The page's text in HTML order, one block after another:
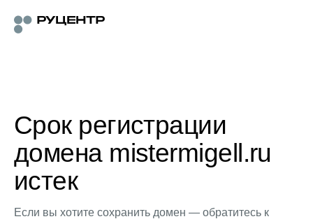
Срок регистрации
домена mistermigell.ru
истек
Если вы хотите сохранить домен — обратитесь к